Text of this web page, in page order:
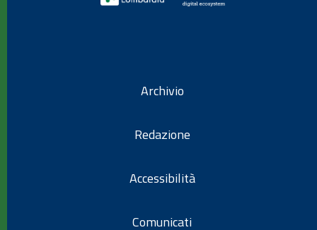
Archivio
Redazione
Accessibilità
Comunicati